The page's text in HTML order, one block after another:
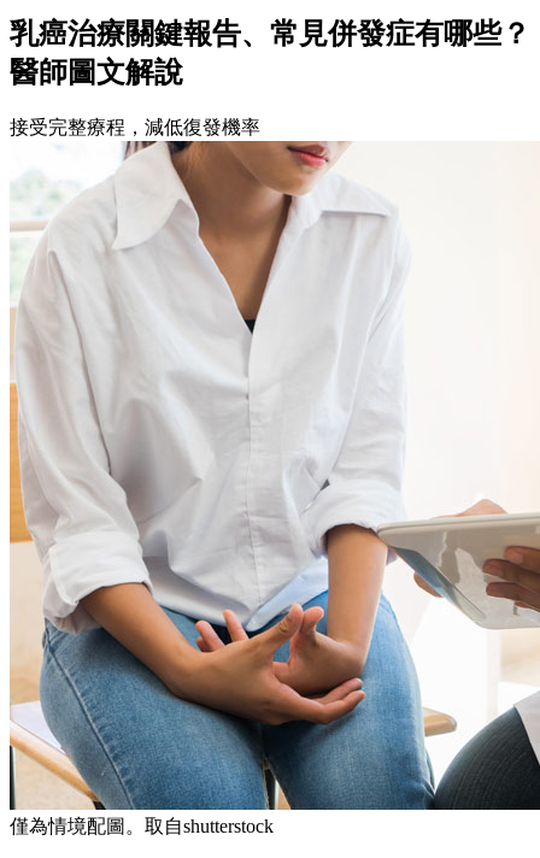
乳癌治療關鍵報告、常見併發症有哪些？
醫師圖文解說
接受完整療程，減低復發機率
僅為情境配圖。取自shutterstock